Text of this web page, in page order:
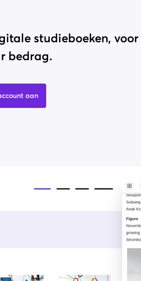
studieboeken, voor
bedrag.
aan